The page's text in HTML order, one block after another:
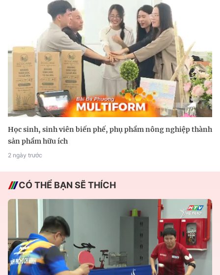
Học sinh, sinh viên biến phế, phụ phẩm nông nghiệp thành
sản phẩm hữu ích
2 ngày trước
CÓ THỂ BẠN SẼ THÍCH